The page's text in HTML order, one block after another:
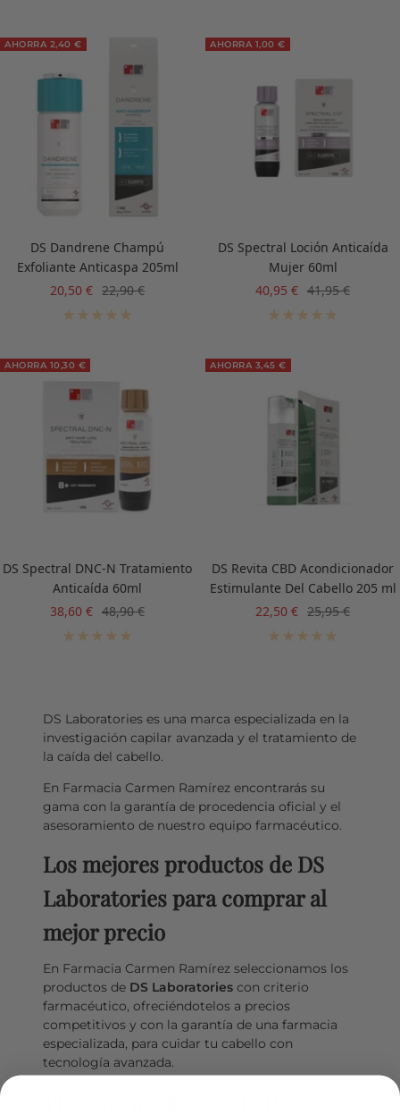
AHORRA 2,40 €
DS Dandrene Champú
Exfoliante Anticaspa 205ml
Precio
20,50 € Precio
normal
22,90 €
AHORRA 1,00 €
DS Spectral Loción Anticaída
Mujer 60ml
Precio
40,95 € Precio
normal
41,95 €
AHORRA 10,30 €
DS Spectral DNC-N Tratamiento
Anticaída 60ml
Precio
38,60 € Precio
normal
48,90 €
AHORRA 3,45 €
DS Revita CBD Acondicionador
Estimulante Del Cabello 205 ml
Precio
22,50 € Precio
normal
25,95 €
DS Laboratories es una marca especializada en la
investigación capilar avanzada y el tratamiento de
la caída del cabello.
En Farmacia Carmen Ramírez encontrarás su
gama con la garantía de procedencia oficial y el
asesoramiento de nuestro equipo farmacéutico.
Los mejores productos de DS
Laboratories para comprar al
mejor precio
En Farmacia Carmen Ramírez seleccionamos los
productos de DS Laboratoriescon criterio
farmacéutico, ofreciéndotelos a precios
competitivos y con la garantía de una farmacia
especializada, para cuidar tu cabello con
tecnología avanzada.